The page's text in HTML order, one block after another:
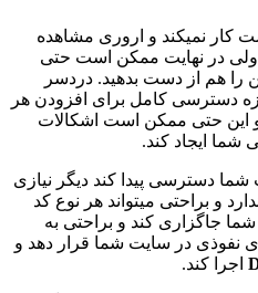
کار نمیکند و اروری مشاهده
ولی در نهایت ممکن است حتی
هم از دست بدهید. دردسر
دسترسی کامل برای افزودن هر
این حتی ممکن است اشکالات
شما ایجاد کند.
دسترسی پیدا کند دیگر نیازی
و براحتی میتواند هر نوع کد
جاگزاری کند و براحتی به
نفوذی در سایت شما قرار دهد و
اجرا کند.